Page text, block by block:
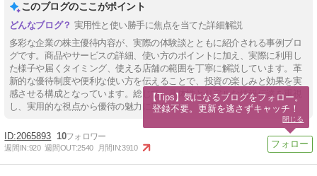
このブログのここがポイント
実用性と使い勝手に焦点を当てた詳細解説
多彩な企業の株主優待内容が、実際の体験談とともに紹介される事例ブロ
グです。商品やサービスの詳細、使い方のポイントに加え、実際に利用し
た様子や届くタイミング、使える店舗の範囲を丁寧に解説しています。革
新的な優待制度や便利な使い方を伝えることで、投資の楽しみと効果を実
感させる構成となっています。総じて、具体性とリアルな情報伝達を重視
し、実用的な視点から優待の魅力に迫ります。
2065893 10
週間IN:920 週間OUT:2540 月間IN:3910
【Tips】気になるブログをフォロー。
登録不要。更新を逃さずキャッチ！
閉じる